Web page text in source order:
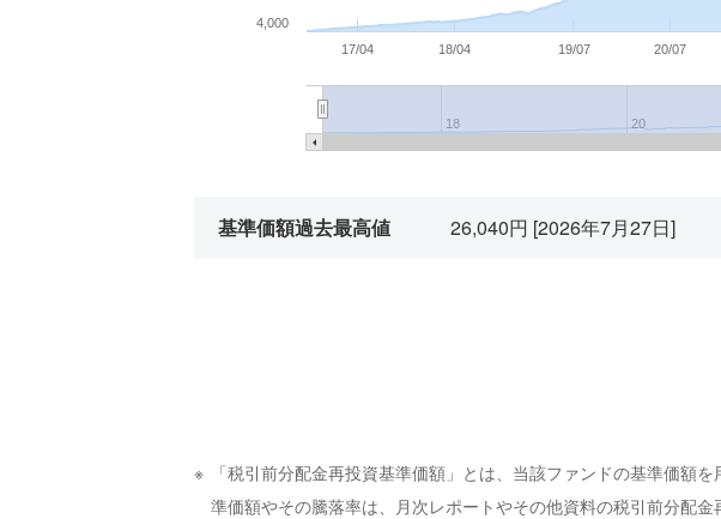
19/07 20/07
17/04 18/04
18 20
4,000
基準価額過去最高値 26,040円 [2026年7月27日]
「税引前分配金再投資基準価額」とは、当該ファンドの基準価額
準価額やその騰落率は、月次レポートやその他資料の税引前分配